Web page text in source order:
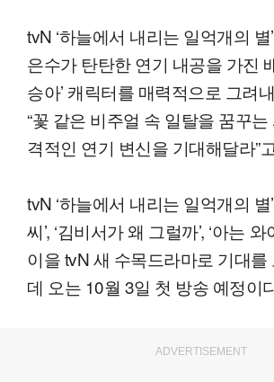
tvN ‘하늘에서 내리는 일억개의 별
은수가 탄탄한 연기 내공을 가진
승아’ 캐릭터를 매력적으로 그려
“꽃 같은 비주얼 속 일탈을 꿈꾸
격적인 연기 변신을 기대해달라”
tvN ‘하늘에서 내리는 일억개의 별
씨’, ‘김비서가 왜 그럴까’, ‘아는
이을 tvN 새 수목드라마로 기대를
데 오는 10월 3일 첫 방송 예정이
ADVERTISEMENT